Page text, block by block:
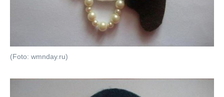
(Foto: wmnday.ru)